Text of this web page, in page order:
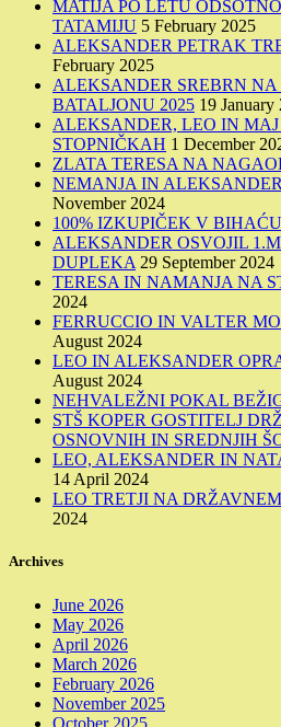
MATIJA PO LETU
TATAMIJU 5 February 2025
ALEKSANDER PETRAK
February 2025
ALEKSANDER SREBRN NA
BATALJONU 2025 19 January
ALEKSANDER, LEO IN
STOPNIČKAH 1 December
ZLATA TERESA NA
NEMANJA IN
November 2024
100% IZKUPIČEK V BIHAĆU
ALEKSANDER OSVOJIL
DUPLEKA 29 September 2024
TERESA IN NAMANJA NA
2024
FERRUCCIO IN VALTER
August 2024
LEO IN ALEKSANDER
August 2024
NEHVALEŽNI POKAL
STŠ KOPER GOSTITELJ
OSNOVNIH IN SREDNJIH
LEO, ALEKSANDER IN
14 April 2024
LEO TRETJI NA
2024
Archives
June 2026
May 2026
April 2026
March 2026
February 2026
November 2025
October 2025